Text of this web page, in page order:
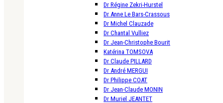
Dr Régine Zekri-Hurstel
Dr Anne Le Bars-Crassous
Dr Michel Clauzade
Dr Chantal Vulliez
Dr Jean-Christophe Bourit
Katérina TOMSOVA
Dr Claude PILLARD
Dr André MERGUI
Dr Philippe COAT
Dr Jean-Claude MONIN
Dr Muriel JEANTET